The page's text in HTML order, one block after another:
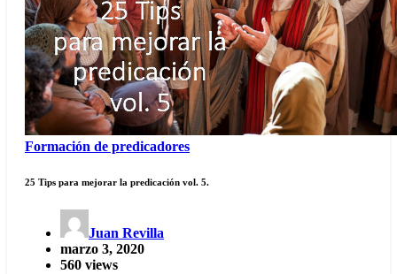
Formación de predicadores
25 Tips para mejorar la predicación vol. 5.
Juan Revilla
marzo 3, 2020
560 views